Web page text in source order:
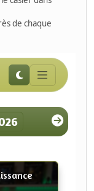
de chaque